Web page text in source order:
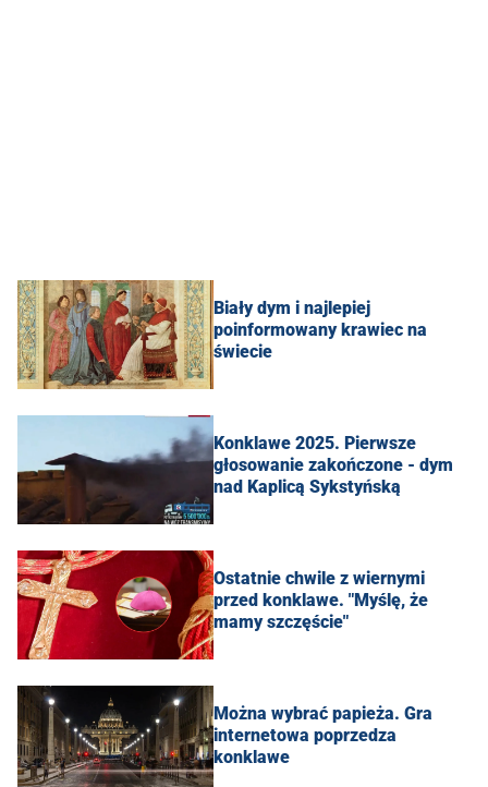
Biały dym i najlepiej
poinformowany krawiec na
świecie
Konklawe 2025. Pierwsze
głosowanie zakończone - dym
nad Kaplicą Sykstyńską
Ostatnie chwile z wiernymi
przed konklawe. "Myślę, że
mamy szczęście"
Można wybrać papieża. Gra
internetowa poprzedza
konklawe